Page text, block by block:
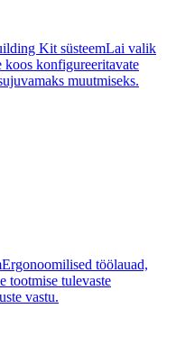
Kit süsteemLai valik
koos konfigureeritavate
muutmiseks.
Ergonoomilised töölauad,
tootmise tulevaste
vastu.